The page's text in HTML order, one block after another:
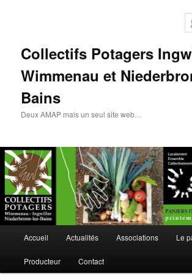
Collectifs Potagers
Wimmenau et
Bains
Deux AMAP mais un seul site web…
Aller
au
Accueil Actualités Associations Le
Producteur Contact